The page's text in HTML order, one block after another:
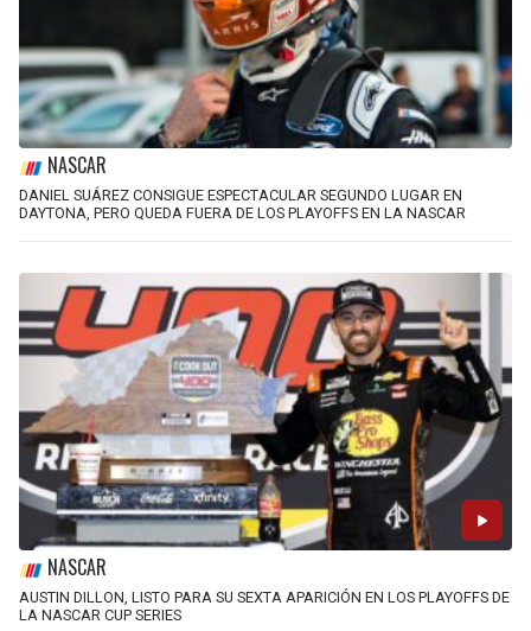
NASCAR
DANIEL SUÁREZ CONSIGUE ESPECTACULAR SEGUNDO LUGAR EN
DAYTONA, PERO QUEDA FUERA DE LOS PLAYOFFS EN LA NASCAR
NASCAR
AUSTIN DILLON, LISTO PARA SU SEXTA APARICIÓN EN LOS PLAYOFFS DE
LA NASCAR CUP SERIES